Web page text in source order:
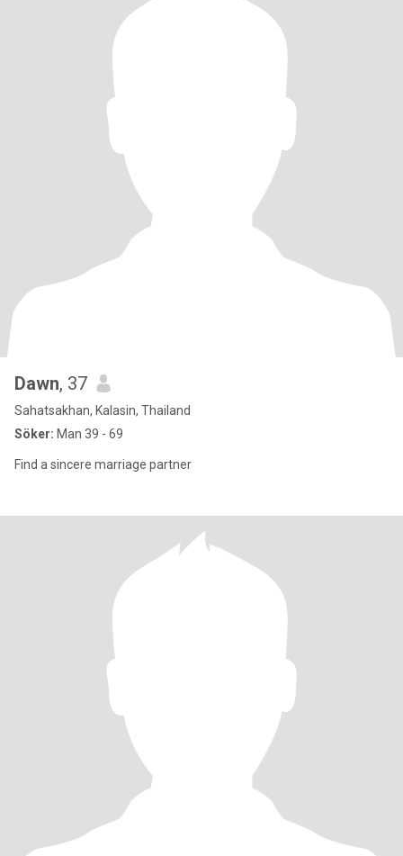
Dawn, 37
Sahatsakhan, Kalasin, Thailand
Söker: Man 39 - 69
Find a sincere marriage partner